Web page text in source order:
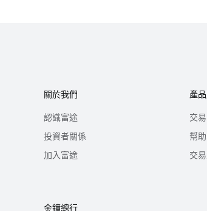
關於我們
認識富途
投資者關係
加入富途
產
交
幫
交
金鐘總行